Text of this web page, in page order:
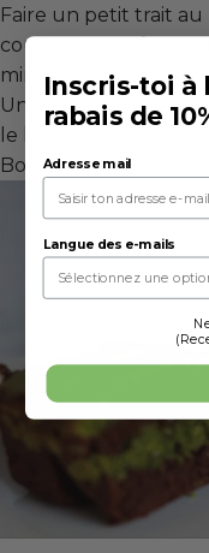
Faire un petit trait au
couteau et
minutes.
Une fois que le cake
le laisser refroidir
Bon appétit !
Inscris-toi à
rabais de
Adresse mail
Langue des e-mails